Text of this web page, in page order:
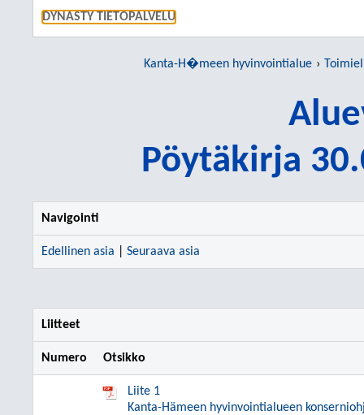
DYNASTY TIETOPALVELU
Kanta-H�meen hyvinvointialue
Pöytäkirja
Navigointi
Edellinen asia Seuraava asia
Liitteet
Numero Otsikko
Liite 1
Kanta-Hämeen hyvinvointialueen